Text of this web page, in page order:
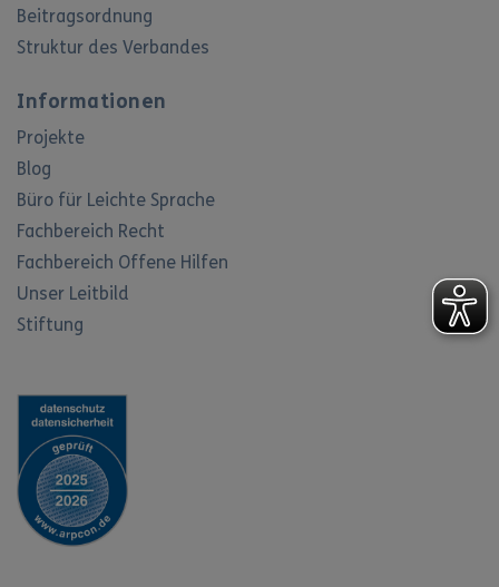
Beitragsordnung
Struktur des Verbandes
Informationen
Projekte
Blog
Büro für Leichte Sprache
Fachbereich Recht
Fachbereich Offene Hilfen
Unser Leitbild
Stiftung